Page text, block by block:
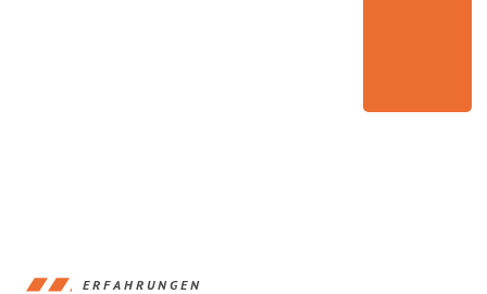
ERFAHRUNGEN